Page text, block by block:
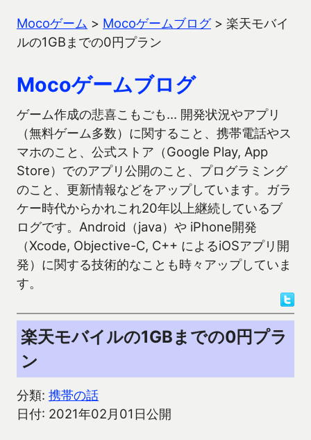
Mocoゲーム > Mocoゲームブログ> 楽天モバイ
ルの1GBまでの0円プラン
Mocoゲームブログ
ゲーム作成の悲喜こもごも… 開発状況やアプリ
（無料ゲーム多数）に関すること、携帯電話やス
マホのこと、公式ストア（Google Play, App
Store）でのアプリ公開のこと、プログラミング
のこと、更新情報などをアップしています。ガラ
ケー時代からかれこれ20年以上継続しているブ
ログです。Android（java）や iPhone開発
（Xcode, Objective-C, C++ によるiOSアプリ開
発）に関する技術的なことも時々アップしていま
す。
楽天モバイルの1GBまでの0円プラ
ン
分類: 携帯の話
日付: 2021年02月01日公開